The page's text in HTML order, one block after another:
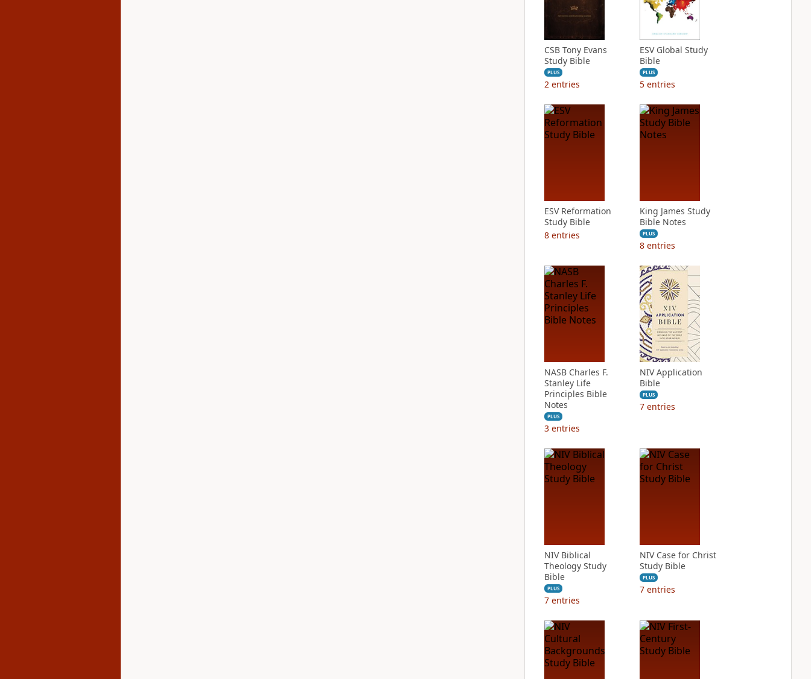
CSB Tony Evans
Study Bible
PLUS
2 entries
ESV Global Study
Bible
PLUS
5 entries
ESV Reformation
Study Bible
8 entries
King James Study
Bible Notes
PLUS
8 entries
NASB Charles F.
Stanley Life
Principles Bible
Notes
PLUS
3 entries
NIV Application
Bible
PLUS
7 entries
NIV Biblical
Theology Study
Bible
PLUS
7 entries
NIV Case for Christ
Study Bible
PLUS
7 entries